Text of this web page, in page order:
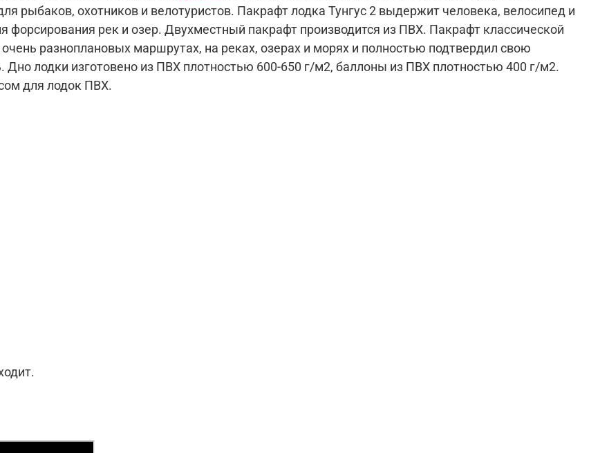
рыбаков, охотников и велотуристов. Пакрафт лодка Тунгус 2 выдержит человека, велосипед и
форсирования рек и озер. Двухместный пакрафт производится из ПВХ. Пакрафт классической
разноплановых маршрутах, на реках, озерах и морях и полностью подтвердил свою
Дно лодки изготовено из ПВХ плотностью 600-650 г/м2, баллоны из ПВХ плотностью 400 г/м2.
для лодок ПВХ.